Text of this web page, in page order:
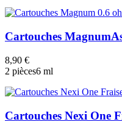
Cartouches Magnum
8,90 €
2 pièces6 ml
Cartouches Nexi One